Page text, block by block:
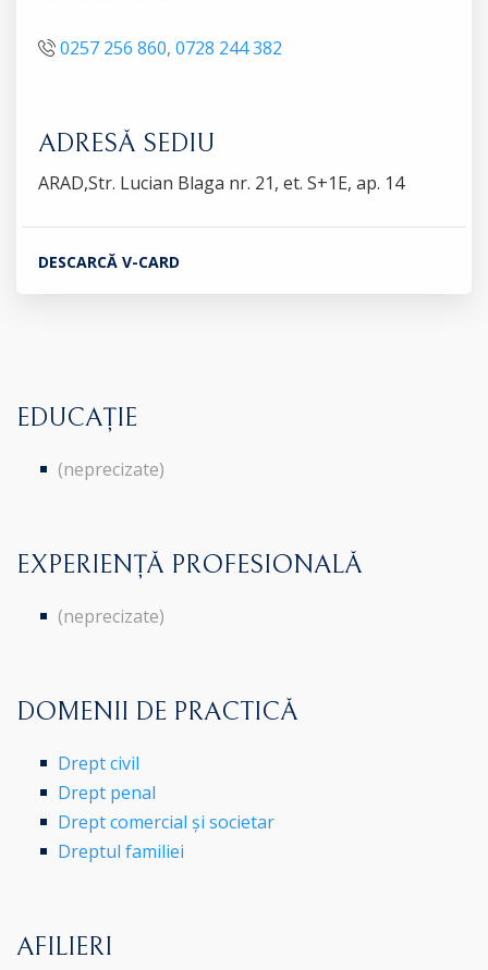
0257 256 860, 0728 244 382
ADRESĂ SEDIU
ARAD,Str. Lucian Blaga nr. 21, et. S+1E, ap. 14
DESCARCĂ V-CARD
EDUCAȚIE
(neprecizate)
EXPERIENȚĂ PROFESIONALĂ
(neprecizate)
DOMENII DE PRACTICĂ
Drept civil
Drept penal
Drept comercial și societar
Dreptul familiei
AFILIERI